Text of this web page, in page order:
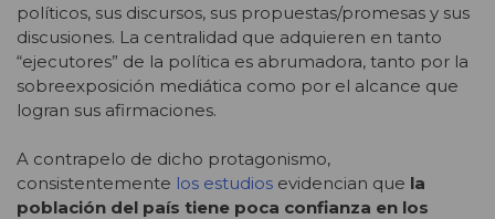
políticos, sus discursos, sus propuestas/promesas y sus
discusiones. La centralidad que adquieren en tanto
“ejecutores” de la política es abrumadora, tanto por la
sobreexposición mediática como por el alcance que
logran sus afirmaciones.
A contrapelo de dicho protagonismo,
consistentemente los estudios evidencian que la
población del país tiene poca confianza en los